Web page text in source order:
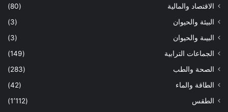
الاقتصاد والمالية
(80)
البيئة والحيوان
(3)
البيىة والحيوان
(3)
الجماعات الترابية
(149)
الصحة والطب
(283)
الطاقة والماء
(42)
الطقس
(1٬112)